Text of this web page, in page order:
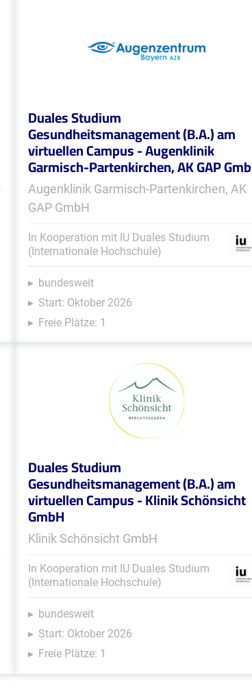
Duales Studium
Gesundheitsmanagement (B.A.) am
virtuellen Campus - Augenklinik
Garmisch-Partenkirchen, AK GAP
Augenklinik Garmisch-Partenkirchen, AK
GAP GmbH
In Kooperation mit IU Duales Studium
(Internationale Hochschule)
bundesweit
Start: Oktober 2026
Freie Plätze: 1
Duales Studium
Gesundheitsmanagement (B.A.) am
virtuellen Campus - Klinik Schönsicht
GmbH
Klinik Schönsicht GmbH
In Kooperation mit IU Duales Studium
(Internationale Hochschule)
bundesweit
Start: Oktober 2026
Freie Plätze: 1